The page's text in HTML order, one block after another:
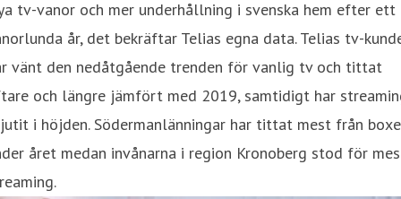
tv-vanor och mer underhållning i svenska hem efter ett
år, det bekräftar Telias egna data. Telias tv-
vänt den nedåtgående trenden för vanlig tv och tittat
och längre jämfört med 2019, samtidigt har
i höjden. Södermanlänningar har tittat mest från
året medan invånarna i region Kronoberg stod för